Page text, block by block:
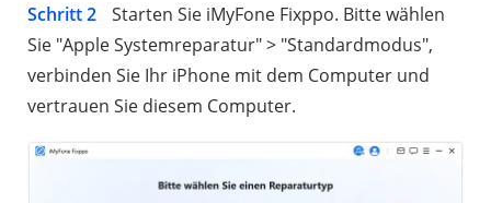
Schritt 2
Starten Sie iMyFone Fixppo. Bitte wählen
Sie "Apple Systemreparatur" > "Standardmodus",
verbinden Sie Ihr iPhone mit dem Computer und
vertrauen Sie diesem Computer.